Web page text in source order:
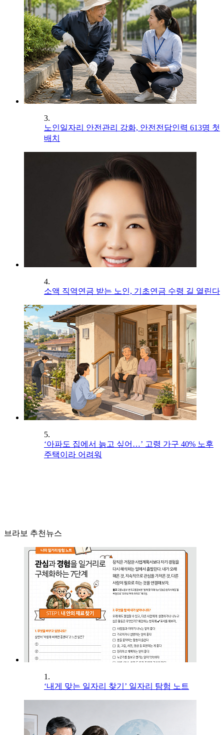
3.
노인일자리 안전관리 강화, 안전전담인력 613명 첫
배치
4.
소액 직역연금 받는 노인, 기초연금 수령 길 열린다
5.
‘아파도 집에서 늙고 싶어…’ 고령 가구 40% 노후
주택이라 어려워
브라보 추천뉴스
1.
‘내게 맞는 일자리 찾기’ 일자리 탐험 노트